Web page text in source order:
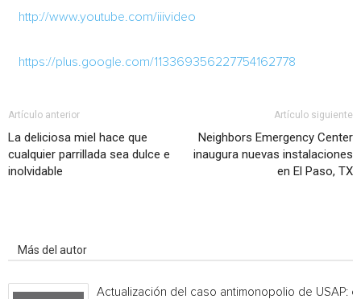
http://www.youtube.com/iiivideo
https://plus.google.com/113369356227754162778
Artículo anterior
La deliciosa miel hace que
cualquier parrillada sea dulce e
inolvidable
Artículo siguiente
Neighbors Emergency Center
inaugura nuevas instalaciones
en El Paso, TX
Más del autor
Actualización del caso antimonopolio de USAP: el